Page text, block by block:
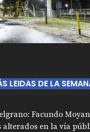
LEIDAS DE LA
Facundo
en la vía